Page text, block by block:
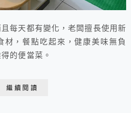
每天都有變化，老闆擅長使用新
材，餐點吃起來，健康美味無負
的便當菜。
繼續閱讀